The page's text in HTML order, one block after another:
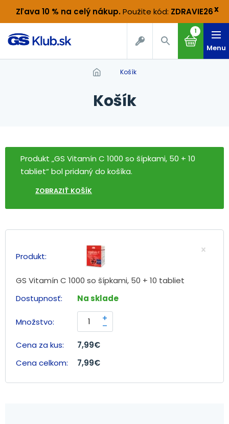
Zľava 10 % na celý nákup. Použite kód: ZDRAVIE26x
1
Menu
Košík
Košík
Produkt „GS Vitamín C 1000 so šípkami, 50 + 10
tabliet“ bol pridaný do košíka.
ZOBRAZIŤ KOŠÍK
GS Vitamín C 1000 so šípkami, 50 + 10 tabliet
Na sklade
7,99€
7,99€